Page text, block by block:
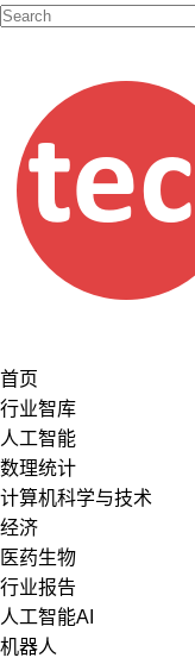
首页
行业智库
人工智能
数理统计
计算机科学与技术
经济
医药生物
行业报告
人工智能AI
机器人